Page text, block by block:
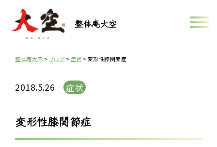
整体庵大空
整体庵大空 > ブログ > 症状 > 変形性膝関節症
2018.5.26 症状
変形性膝関節症